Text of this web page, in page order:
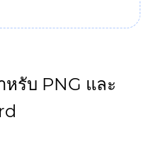
หรับ PNG และ